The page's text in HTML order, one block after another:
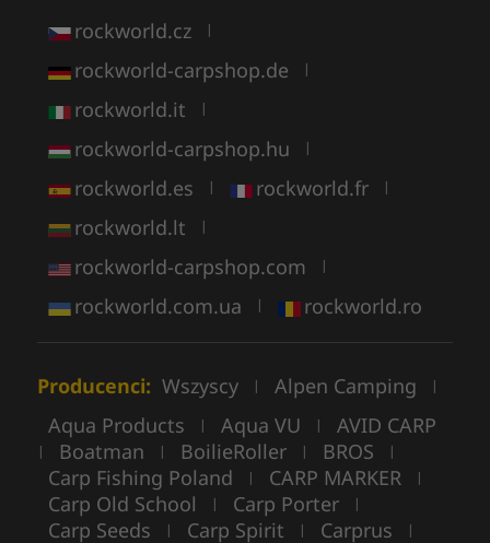
rockworld.cz |
rockworld-carpshop.de |
rockworld.it |
rockworld-carpshop.hu |
rockworld.es | rockworld.fr |
rockworld.lt |
rockworld-carpshop.com |
rockworld.com.ua | rockworld.ro
Producenci: Wszyscy | Alpen Camping |
Aqua Products | Aqua VU | AVID CARP
| Boatman | BoilieRoller | BROS |
Carp Fishing Poland | CARP MARKER |
Carp Old School | Carp Porter |
Carp Seeds | Carp Spirit | Carprus |